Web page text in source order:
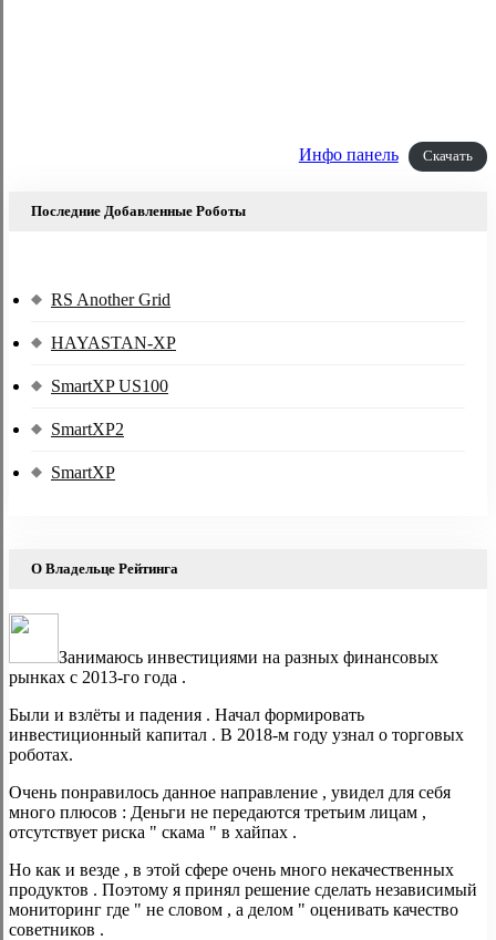
Инфо панель Скачать
Последние Добавленные Роботы
RS Another Grid
HAYASTAN-XP
SmartXP US100
SmartXP2
SmartXP
О Владельце Рейтинга
Занимаюсь инвестициями на разных финансовых
рынках с 2013-го года .
Были и взлёты и падения . Начал формировать
инвестиционный капитал . В 2018-м году узнал о торговых
роботах.
Очень понравилось данное направление , увидел для себя
много плюсов : Деньги не передаются третьим лицам ,
отсутствует риска " скама " в хайпах .
Но как и везде , в этой сфере очень много некачественных
продуктов . Поэтому я принял решение сделать независимый
мониторинг где " не словом , а делом " оценивать качество
советников .